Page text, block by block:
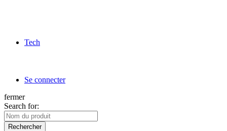
Tech
Se connecter
fermer
Search for:
Rechercher